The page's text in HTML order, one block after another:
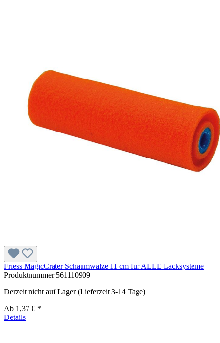
Friess MagicCrater Schaumwalze 11 cm für ALLE Lacksysteme
Produktnummer 561110909
Derzeit nicht auf Lager (Lieferzeit 3-14 Tage)
Ab 1,37 € *
Details